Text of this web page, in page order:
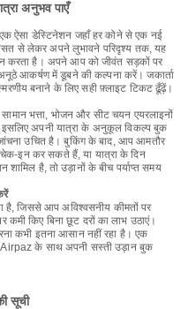
अनुभव पाएँ
ऐसा डेस्टिनेशन जहाँ हर कोने से एक नई
से लेकर अपने लुभावने परिदृश्य तक, यह
करता है। अपने आप को जीवंत सड़कों पर
आकर्षण में डूबने की कल्पना करें। जकार्ता
बनाने के लिए सही फ़्लाइट टिकट ढूँढ़ें।
भत्ता, भोजन और सीट चयन एयरलाइनों
अपनी यात्रा के अनुकूल विकल्प बुक
उचित है। बुकिंग के बाद, आप आमतौर
इन कर सकते हैं, या यात्रा के दिन
है, तो उड़ानों के बीच पर्याप्त समय
है, जिससे आप अविश्वसनीय कीमतों पर
किए बिना छूट दरों का लाभ उठाएं।
कभी इतना आसान नहीं रहा है। एक
Airpaz के साथ अपनी सस्ती उड़ान बुक
सूची